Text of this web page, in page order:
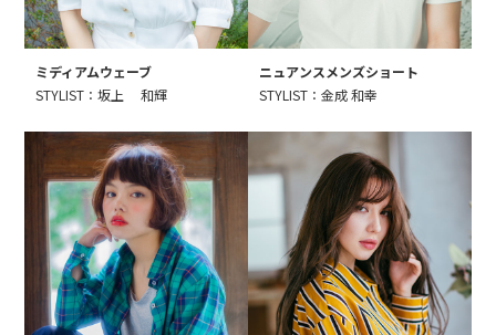
ミディアムウェーブ
STYLIST：坂上 和輝
ニュアンスメンズショート
STYLIST：金成 和幸